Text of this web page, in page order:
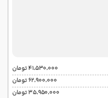
۴۱٬۵۳۰٬۰۰۰ تومان
۶۲٬۹۰۰٬۰۰۰ تومان
۳۵٬۹۵۰٬۰۰۰ تومان